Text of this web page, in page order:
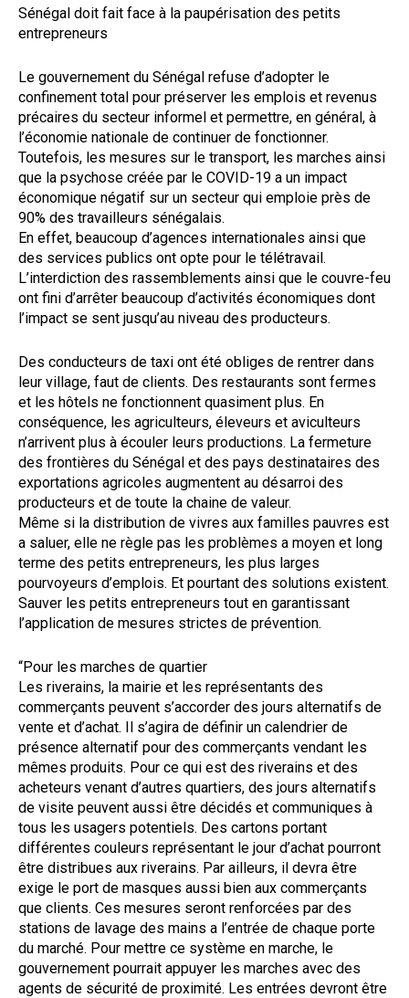
Sénégal doit fait face à la paupérisation des petits
entrepreneurs
Le gouvernement du Sénégal refuse d’adopter le
confinement total pour préserver les emplois et revenus
précaires du secteur informel et permettre, en général, à
l’économie nationale de continuer de fonctionner.
Toutefois, les mesures sur le transport, les marches ainsi
que la psychose créée par le COVID-19 a un impact
économique négatif sur un secteur qui emploie près de
90% des travailleurs sénégalais.
En effet, beaucoup d’agences internationales ainsi que
des services publics ont opte pour le télétravail.
L’interdiction des rassemblements ainsi que le couvre-feu
ont fini d’arrêter beaucoup d’activités économiques dont
l’impact se sent jusqu’au niveau des producteurs.
Des conducteurs de taxi ont été obliges de rentrer dans
leur village, faut de clients. Des restaurants sont fermes
et les hôtels ne fonctionnent quasiment plus. En
conséquence, les agriculteurs, éleveurs et aviculteurs
n’arrivent plus à écouler leurs productions. La fermeture
des frontières du Sénégal et des pays destinataires des
exportations agricoles augmentent au désarroi des
producteurs et de toute la chaine de valeur.
Même si la distribution de vivres aux familles pauvres est
a saluer, elle ne règle pas les problèmes a moyen et long
terme des petits entrepreneurs, les plus larges
pourvoyeurs d’emplois. Et pourtant des solutions existent.
Sauver les petits entrepreneurs tout en garantissant
l’application de mesures strictes de prévention.
“Pour les marches de quartier
Les riverains, la mairie et les représentants des
commerçants peuvent s’accorder des jours alternatifs de
vente et d’achat. Il s’agira de définir un calendrier de
présence alternatif pour des commerçants vendant les
mêmes produits. Pour ce qui est des riverains et des
acheteurs venant d’autres quartiers, des jours alternatifs
de visite peuvent aussi être décidés et communiques à
tous les usagers potentiels. Des cartons portant
différentes couleurs représentant le jour d’achat pourront
être distribues aux riverains. Par ailleurs, il devra être
exige le port de masques aussi bien aux commerçants
que clients. Ces mesures seront renforcées par des
stations de lavage des mains a l’entrée de chaque porte
du marché. Pour mettre ce système en marche, le
gouvernement pourrait appuyer les marches avec des
agents de sécurité de proximité. Les entrées devront être